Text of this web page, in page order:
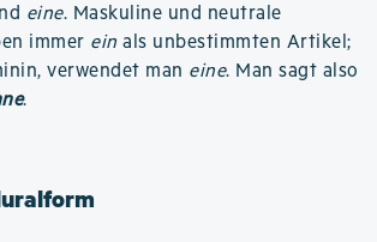
eine. Maskuline und neutrale
immer ein als unbestimmten Artikel;
verwendet man eine. Man sagt also
.